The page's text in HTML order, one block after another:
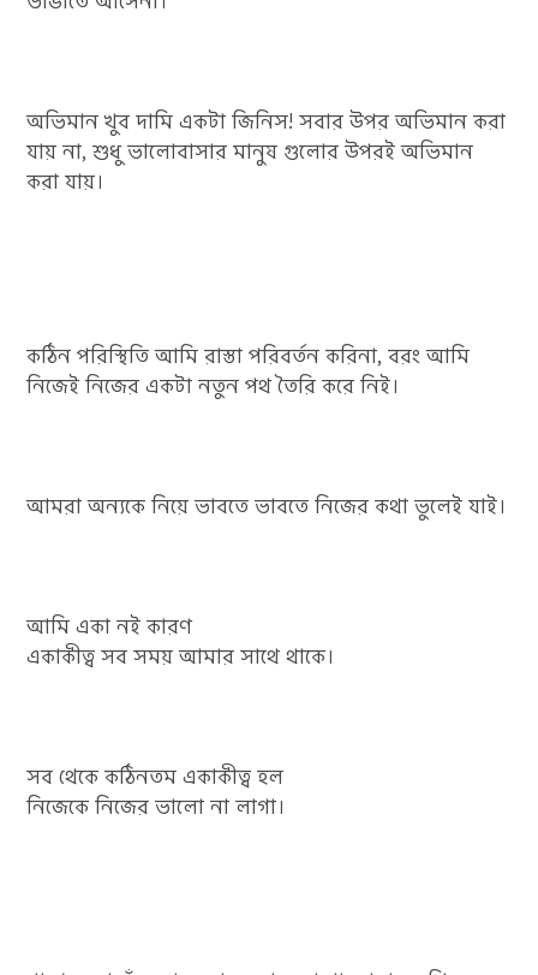
অভিমান খুব দামি একটা জিনিস! সবার উপর অভিমান করা
যায় না, শুধু ভালোবাসার মানুষ গুলোর উপরই অভিমান
করা যায়।
কঠিন পরিস্থিতি আমি রাস্তা পরিবর্তন করিনা, বরং আমি
নিজেই নিজের একটা নতুন পথ তৈরি করে নিই।
আমরা অন্যকে নিয়ে ভাবতে ভাবতে নিজের কথা ভুলেই যাই।
আমি একা নই কারণ
একাকীত্ব সব সময় আমার সাথে থাকে।
সব থেকে কঠিনতম একাকীত্ব হল
নিজেকে নিজের ভালো না লাগা।